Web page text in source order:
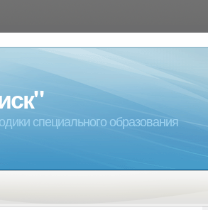
специального образования